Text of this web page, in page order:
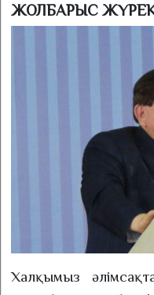
ЖОЛБАРЫС
Халқымыз